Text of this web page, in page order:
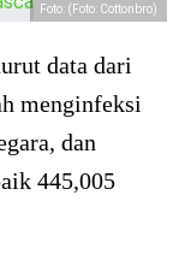
Foto: (Foto: Cottonbro)
data dari
menginfeksi
dan
445,005